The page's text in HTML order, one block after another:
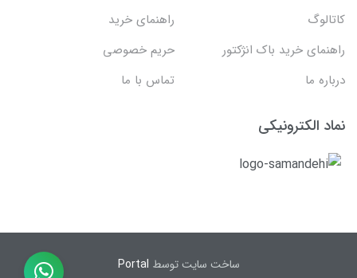
کاتالوگ
راهنمای خرید
راهنمای خرید باک انژکتور
حریم خصوصی
درباره ما
تماس با ما
نماد الکترونیکی
ساخت سایت توسط Portal